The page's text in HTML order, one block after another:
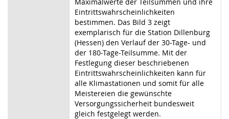
Eintrittswahrscheinlichkeiten
bestimmen. Das Bild 3 zeigt
exemplarisch für die Station Dillenburg
(Hessen) den Verlauf der 30-Tage- und
der 180-Tage-Teilsumme. Mit der
Festlegung dieser beschriebenen
Eintrittswahrscheinlichkeiten kann für
alle Klimastationen und somit für alle
Meistereien die gewünschte
Versorgungssicherheit bundesweit
gleich festgelegt werden.